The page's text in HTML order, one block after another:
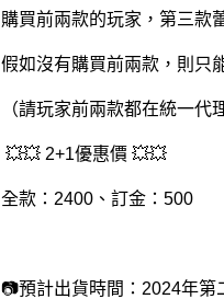
購買前兩款的玩家，第三款
假如沒有購買前兩款，則只
（請玩家前兩款都在統一代
💥💥 2+1優惠價 💥💥
全款：2400、訂金：500
📷預計出貨時間：2024年